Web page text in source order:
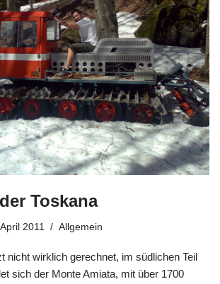
Toskana
2011 Allgemein
nicht wirklich gerechnet, im südlichen Teil
sich der Monte Amiata, mit über 1700